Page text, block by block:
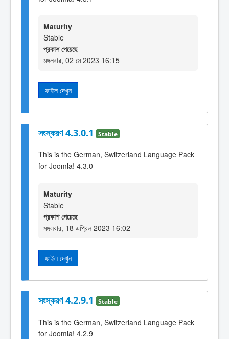
Maturity
Stable
প্রকাশ পেয়েছে
মঙ্গলবার, 02 মে 2023 16:15
ফাইল দেখুন
সংস্করণ 4.3.0.1 Stable
This is the German, Switzerland Language Pack
for Joomla! 4.3.0
Maturity
Stable
প্রকাশ পেয়েছে
মঙ্গলবার, 18 এপ্রিল 2023 16:02
ফাইল দেখুন
সংস্করণ 4.2.9.1 Stable
This is the German, Switzerland Language Pack
for Joomla! 4.2.9